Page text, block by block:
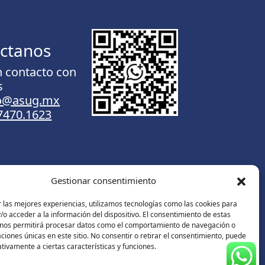
Gestionar consentimiento
las mejores experiencias, utilizamos tecnologías como las cookies para
acceder a la información del dispositivo. El consentimiento de estas
permitirá procesar datos como el comportamiento de navegación o
únicas en este sitio. No consentir o retirar el consentimiento, puede
a ciertas características y funciones.
contacto con
Contáctanos